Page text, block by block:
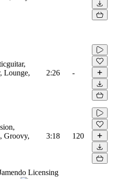
Lounge,
2:26 -
Groovy,
3:18 120
Licensing